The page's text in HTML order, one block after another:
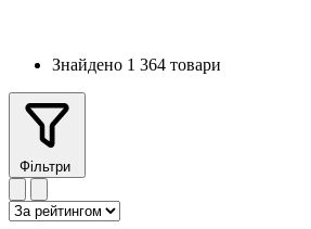
Знайдено 1 364 товари
Фільтри